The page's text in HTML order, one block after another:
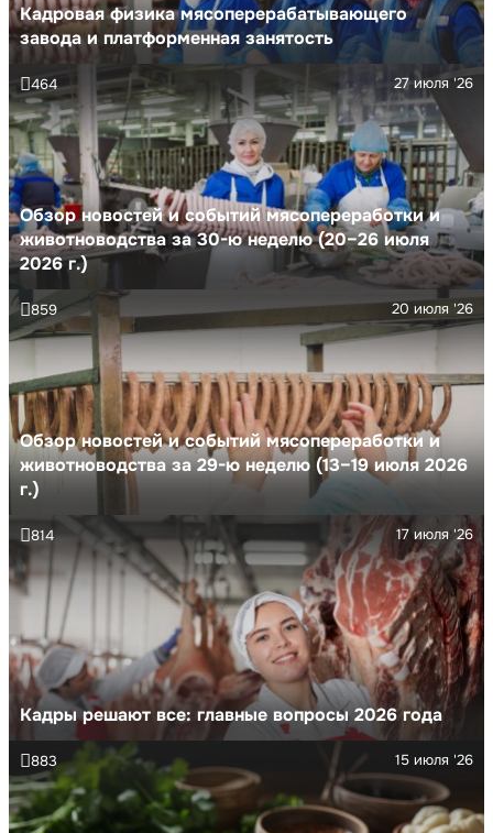
Кадровая физика мясоперерабатывающего
завода и платформенная занятость
Обзор новостей и событий мясопереработки и
животноводства за 30-ю неделю (20–26 июля
2026 г.)
27 июля '26
464
Обзор новостей и событий мясопереработки и
животноводства за 29-ю неделю (13–19 июля 2026
г.)
20 июля '26
859
Кадры решают все: главные вопросы 2026 года
17 июля '26
814
15 июля '26
883